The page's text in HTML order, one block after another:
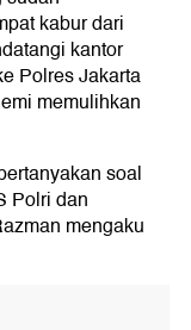
kabur dari
kantor
Polres Jakarta
memulihkan
soal
Polri dan
mengaku